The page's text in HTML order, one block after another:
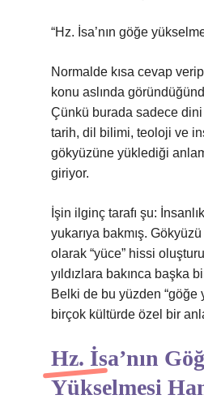
“Hz. İsa’nın göğe
Normalde kısa cevap
konu aslında
Çünkü burada sadece
tarih, dil bilimi, teoloji ve
gökyüzüne yüklediği
giriyor.
İşin ilginç tarafı şu:
yukarıya bakmış.
olarak “yüce” hissi
yıldızlara bakınca başka
Belki de bu yüzden “göğe
birçok kültürde özel bir
Hz. İsa’nın
Yükselmesi